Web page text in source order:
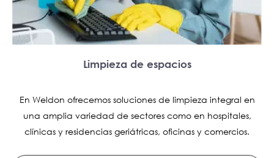
Limpieza de espacios
En Weldon ofrecemos soluciones de limpieza integral en
una amplia variedad de sectores como en hospitales,
clínicas y residencias geriátricas, oficinas y comercios.